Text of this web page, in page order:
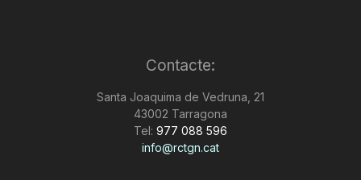
Contacte:
Santa Joaquima de Vedruna, 21
43002 Tarragona
Tel: 977 088 596
info@rctgn.cat